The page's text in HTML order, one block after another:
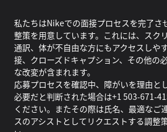
私たちはNikeでの面接プロセスを完了さ
整策を用意しています。これには、スク
通訳、体が不自由な方にもアクセスしや
接、クローズドキャプション、その他の
な改変が含まれます。
応募プロセスを確認中、障がいを理由と
必要だと判断された場合は+1 503-671-
ください。またその際は氏名、最適なご
スのアシストとしてリクエストする調整